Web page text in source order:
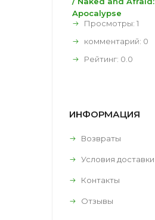
Apocalypse
Просмотры: 1
комментарий: 0
Рейтинг: 0.0
ИНФОРМАЦИЯ
Возвраты
Условия доставки
Контакты
Отзывы